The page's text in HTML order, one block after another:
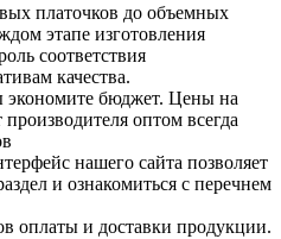
платочков до объемных
этапе изготовления
соответствия
качества.
экономите бюджет. Цены на
оптом всегда
нашего сайта позволяет
и ознакомиться с перечнем
оплаты и доставки продукции.